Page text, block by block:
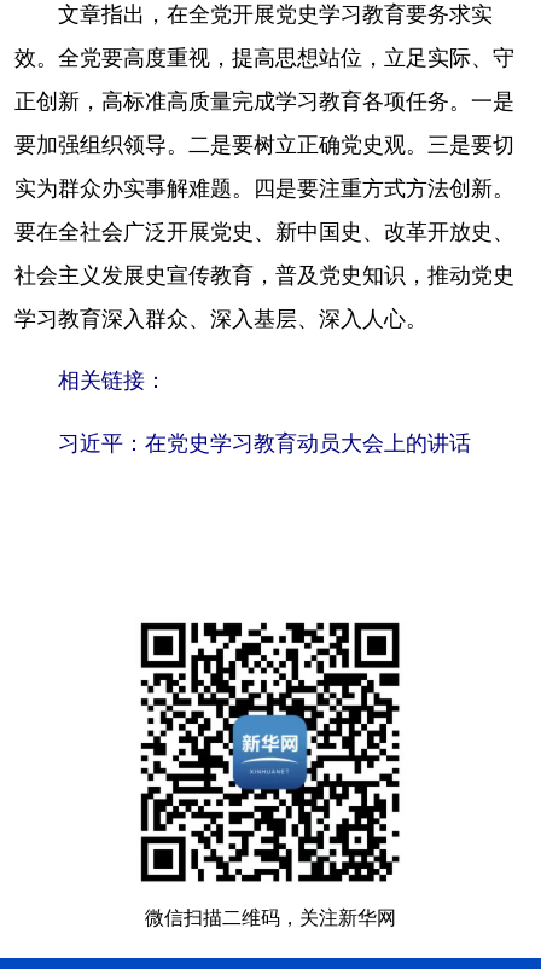
文章指出，在全党开展党史学习教育要务求实
效。全党要高度重视，提高思想站位，立足实际、守
正创新，高标准高质量完成学习教育各项任务。一是
要加强组织领导。二是要树立正确党史观。三是要切
实为群众办实事解难题。四是要注重方式方法创新。
要在全社会广泛开展党史、新中国史、改革开放史、
社会主义发展史宣传教育，普及党史知识，推动党史
学习教育深入群众、深入基层、深入人心。
相关链接：
习近平：在党史学习教育动员大会上的讲话
微信扫描二维码，关注新华网